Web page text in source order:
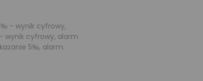
- wynik cyfrowy,
wynik cyfrowy, alarm
5‰, alarm.